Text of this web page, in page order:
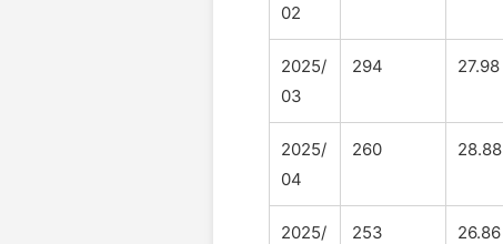
02
2025/
03
294 27.98
2025/
04
260 28.88
2025/
253 26.86